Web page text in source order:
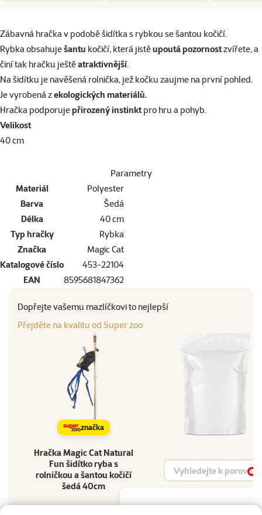
superzoo.product.detail.content
Zábavná hračka v podobě šidítka s rybkou se šantou kočičí.
Rybka obsahuješantu kočičí, která jistěupoutá pozornostzvířete, a
činí tak hračku ještěatraktivnější.
Na šidítku je navěšená rolnička, jež kočku zaujme na první pohled.
Je vyrobená zekologických materiálů.
Hračka podporujepřirozený instinktpro hru a pohyb.
Velikost
40 cm
Parametry
Materiál
Polyester
Barva
Šedá
Délka
40 cm
Typ hračky
Rybka
Značka
Magic Cat
Katalogové číslo
453-22104
EAN
8595681847362
Dopřejte vašemu mazlíčkovi to nejlepší
Přejděte na kvalitu od Super zoo
značka
Hračka Magic Cat Natural
Fun šidítko ryba s
rolničkou a šantou kočičí
šedá 40cm
Vyhledat produkt